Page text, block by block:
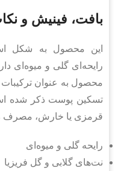
بافت، فینیش و
این محصول به شکل
رایحه‌ای گلی و میوه‌ای
محصول به عنوان
تسکین پوست ذکر شده
قرمزی یا خارش، مصرف
رایحه گلی و میوه‌ای
نت‌های گلابی و گل فریزیا